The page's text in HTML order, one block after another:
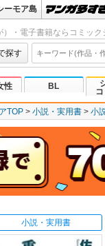
ーモア島
）・電子書籍ならコミック
探す
性 BL
TOP 小説・実用書 小
小説・実用書